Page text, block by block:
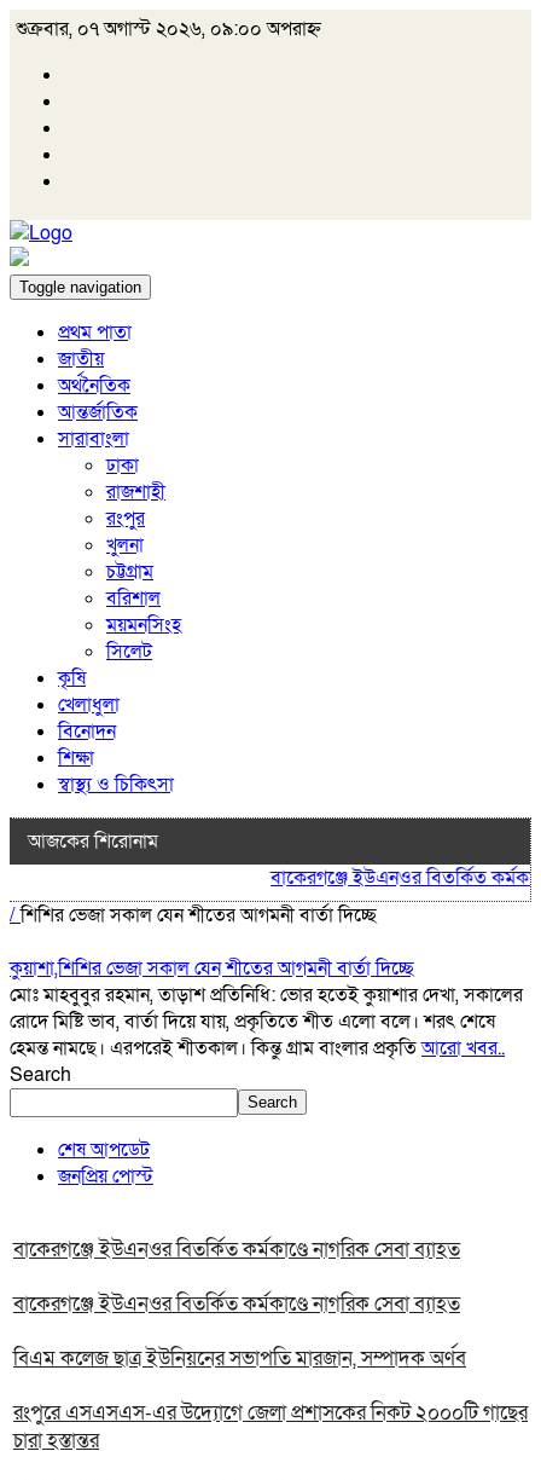
শুক্রবার, ০৭ অগাস্ট ২০২৬, ০৯:০০ অপরাহ্ন
Toggle navigation
প্রথম পাতা
জাতীয়
অর্থনৈতিক
আন্তর্জাতিক
সারাবাংলা
ঢাকা
রাজশাহী
রংপুর
খুলনা
চট্টগ্রাম
বরিশাল
ময়মনসিংহ
সিলেট
কৃষি
খেলাধুলা
বিনোদন
শিক্ষা
স্বাস্থ্য ও চিকিৎসা
আজকের শিরোনাম
বাকেরগঞ্জে ইউএনওর বিতর্কিত
/শিশির ভেজা সকাল যেন শীতের আগমনী বার্তা দিচ্ছে
কুয়াশা,শিশির ভেজা সকাল যেন শীতের আগমনী বার্তা দিচ্ছে
মোঃ মাহবুবুর রহমান, তাড়াশ প্রতিনিধি: ভোর হতেই কুয়াশার দেখা, সকালের
রোদে মিষ্টি ভাব, বার্তা দিয়ে যায়, প্রকৃতিতে শীত এলো বলে। শরৎ শেষে
হেমন্ত নামছে। এরপরেই শীতকাল। কিন্তু গ্রাম বাংলার প্রকৃতিআরো খবর..
Search
Search
শেষ আপডেট
জনপ্রিয় পোস্ট
বাকেরগঞ্জে ইউএনওর বিতর্কিত কর্মকাণ্ডে নাগরিক সেবা ব্যাহত
বাকেরগঞ্জে ইউএনওর বিতর্কিত কর্মকাণ্ডে নাগরিক সেবা ব্যাহত
বিএম কলেজ ছাত্র ইউনিয়নের সভাপতি মারজান, সম্পাদক অর্ণব
রংপুরে এসএসএস-এর উদ্যোগে জেলা প্রশাসকের নিকট ২০০০টি গাছের
চারা হস্তান্তর